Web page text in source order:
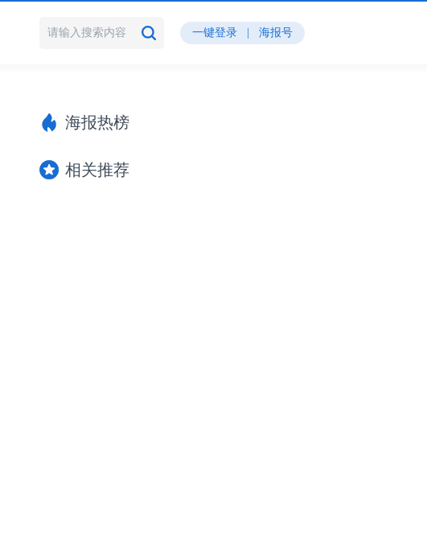
一键登录 海报号
海报热榜
相关推荐